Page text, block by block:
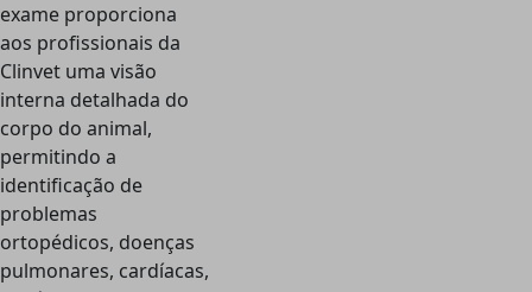
exame proporciona
aos profissionais da
Clinvet uma visão
interna detalhada do
corpo do animal,
permitindo a
identificação de
problemas
ortopédicos, doenças
pulmonares, cardíacas,